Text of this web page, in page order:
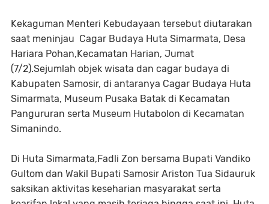
Kekaguman Menteri Kebudayaan tersebut diutarakan
saat meninjau Cagar Budaya Huta Simarmata, Desa
Hariara Pohan,Kecamatan Harian, Jumat
(7/2).Sejumlah objek wisata dan cagar budaya di
Kabupaten Samosir, di antaranya Cagar Budaya Huta
Simarmata, Museum Pusaka Batak di Kecamatan
Pangururan serta Museum Hutabolon di Kecamatan
Simanindo.
Di Huta Simarmata,Fadli Zon bersama Bupati Vandiko
Gultom dan Wakil Bupati Samosir Ariston Tua Sidauruk
saksikan aktivitas keseharian masyarakat serta